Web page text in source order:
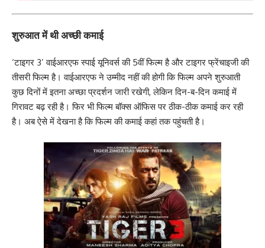
शुरुआत में थी अच्छी कमाई
‘टाइगर 3’ वाईआरएफ स्पाई यूनिवर्स की 5वीं फिल्म है और टाइगर फ्रेंचाइजी की
तीसरी फिल्म है। वाईआरएफ ने उम्मीद नहीं की होगी कि फिल्म अपने शुरुआती
कुछ दिनों में इतना अच्छा प्रदर्शन जारी रखेगी, लेकिन दिन-ब-दिन कमाई में
गिरावट बढ़ रही है। फिर भी फिल्म बॉक्स ऑफिस पर ठीक-ठीक कमाई कर रही
है। अब ऐसे में देखना है कि फिल्म की कमाई कहां तक पहुंचती है।